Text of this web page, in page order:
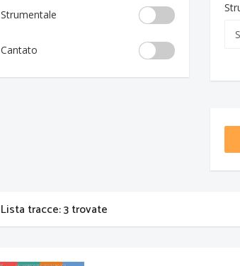
Strumentale
Cantato
Lista tracce: 3 trovate